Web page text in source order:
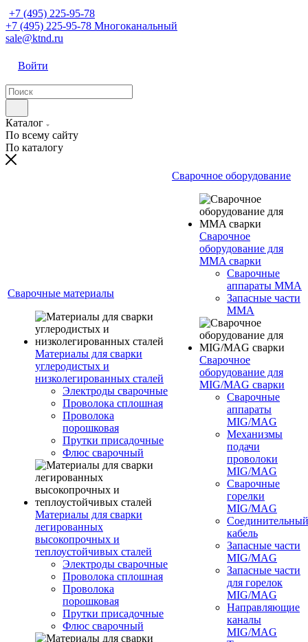
+7 (495) 225-95-78
+7 (495) 225-95-78 Многоканальный
sale@ktnd.ru
Войти
Каталог
По всему сайту
По каталогу
Сварочные материалы
Материалы для сварки
углеродистых и
низколегированных сталей
Электроды сварочные
Проволока сплошная
Проволока
порошковая
Прутки присадочные
Флюс сварочный
Материалы для сварки
легированных
высокопрочных и
теплоустойчивых сталей
Электроды сварочные
Проволока сплошная
Проволока
порошковая
Прутки присадочные
Флюс сварочный
Сварочное оборудование
Сварочное
оборудование для
MMA сварки
Сварочные
аппараты MMA
Запасные части
MMA
Сварочное
оборудование для
MIG/MAG сварки
Сварочные
аппараты
MIG/MAG
Механизмы
подачи
проволоки
MIG/MAG
Сварочные
горелки
MIG/MAG
Соединительный
кабель
Запасные части
MIG/MAG
Запасные части
для горелок
MIG/MAG
Направляющие
каналы
MIG/MAG